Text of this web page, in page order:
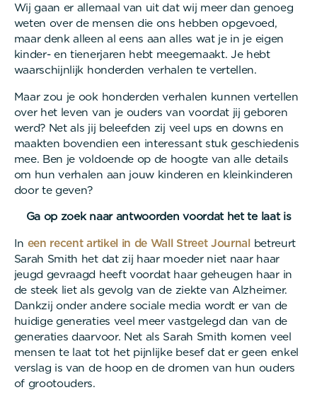
Wij gaan er allemaal van uit dat wij meer dan genoeg
weten over de mensen die ons hebben opgevoed,
maar denk alleen al eens aan alles wat je in je eigen
kinder- en tienerjaren hebt meegemaakt. Je hebt
waarschijnlijk honderden verhalen te vertellen.
Maar zou je ook honderden verhalen kunnen vertellen
over het leven van je ouders van voordat jij geboren
werd? Net als jij beleefden zij veel ups en downs en
maakten bovendien een interessant stuk geschiedenis
mee. Ben je voldoende op de hoogte van alle details
om hun verhalen aan jouw kinderen en kleinkinderen
door te geven?
Ga op zoek naar antwoorden voordat het te laat is
In een recent artikel in de Wall Street Journalbetreurt
Sarah Smith het dat zij haar moeder niet naar haar
jeugd gevraagd heeft voordat haar geheugen haar in
de steek liet als gevolg van de ziekte van Alzheimer.
Dankzij onder andere sociale media wordt er van de
huidige generaties veel meer vastgelegd dan van de
generaties daarvoor. Net als Sarah Smith komen veel
mensen te laat tot het pijnlijke besef dat er geen enkel
verslag is van de hoop en de dromen van hun ouders
of grootouders.